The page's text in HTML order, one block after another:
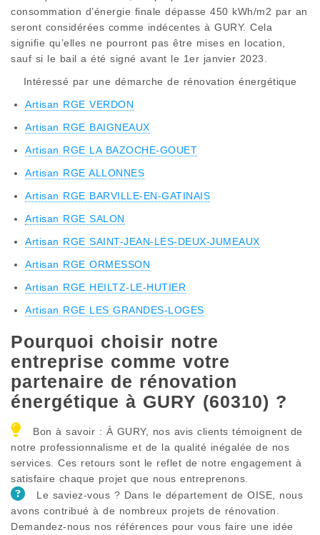
consommation d’énergie finale dépasse 450 kWh/m2 par an
seront considérées comme indécentes à GURY. Cela
signifie qu’elles ne pourront pas être mises en location,
sauf si le bail a été signé avant le 1er janvier 2023.
Intéressé par une démarche de rénovation énergétique
Artisan RGE VERDON
Artisan RGE BAIGNEAUX
Artisan RGE LA BAZOCHE-GOUET
Artisan RGE ALLONNES
Artisan RGE BARVILLE-EN-GATINAIS
Artisan RGE SALON
Artisan RGE SAINT-JEAN-LES-DEUX-JUMEAUX
Artisan RGE ORMESSON
Artisan RGE HEILTZ-LE-HUTIER
Artisan RGE LES GRANDES-LOGES
Pourquoi choisir notre
entreprise comme votre
partenaire de rénovation
énergétique à GURY (60310) ?
Bon à savoir : À GURY, nos avis clients témoignent de
notre professionnalisme et de la qualité inégalée de nos
services. Ces retours sont le reflet de notre engagement à
satisfaire chaque projet que nous entreprenons.
Le saviez-vous ? Dans le département de OISE, nous
avons contribué à de nombreux projets de rénovation.
Demandez-nous nos références pour vous faire une idée